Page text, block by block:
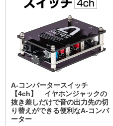
A-コンバータースイッチ
【4ch】 イヤホンジャックの
抜き差しだけで音の出力先の切
り替えができる便利なA-コンバ
ーター